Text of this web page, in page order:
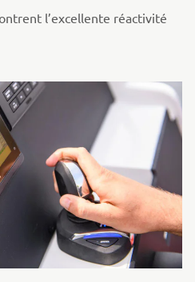
l’excellente réactivité